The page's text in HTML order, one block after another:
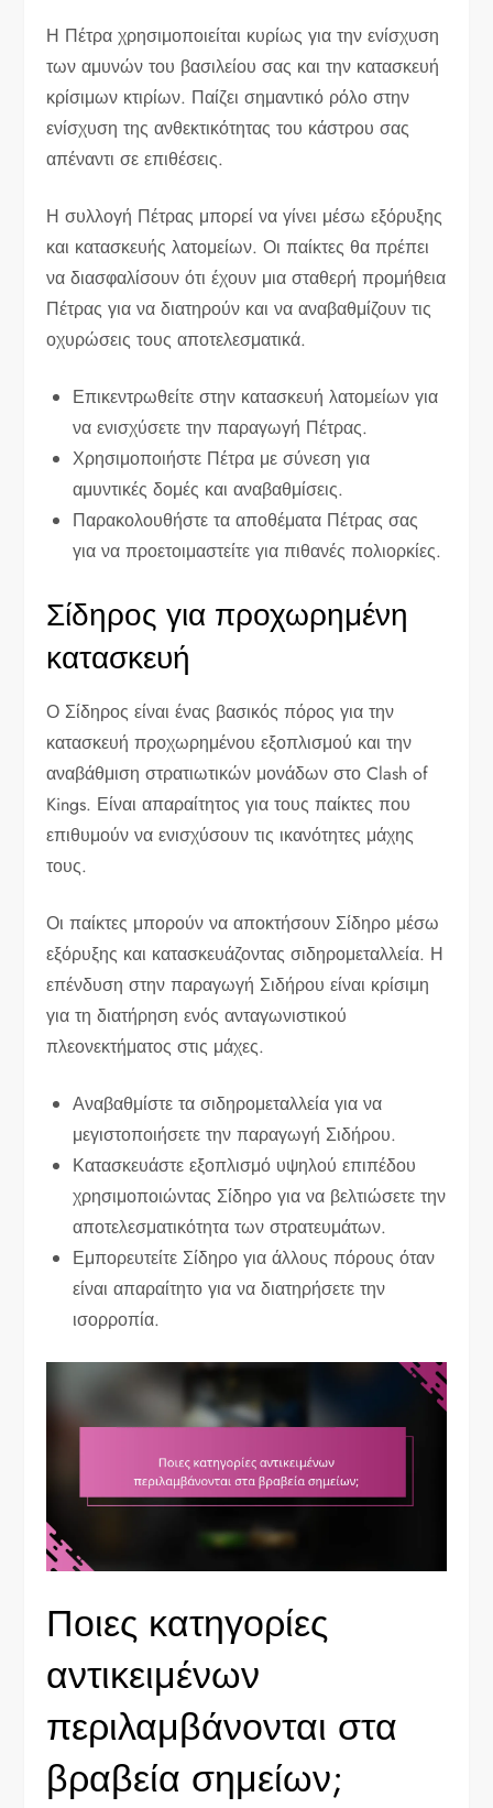
Η Πέτρα χρησιμοποιείται κυρίως για την ενίσχυση
των αμυνών του βασιλείου σας και την κατασκευή
κρίσιμων κτιρίων. Παίζει σημαντικό ρόλο στην
ενίσχυση της ανθεκτικότητας του κάστρου σας
απέναντι σε επιθέσεις.
Η συλλογή Πέτρας μπορεί να γίνει μέσω εξόρυξης
και κατασκευής λατομείων. Οι παίκτες θα πρέπει
να διασφαλίσουν ότι έχουν μια σταθερή προμήθεια
Πέτρας για να διατηρούν και να αναβαθμίζουν τις
οχυρώσεις τους αποτελεσματικά.
Επικεντρωθείτε στην κατασκευή λατομείων για
να ενισχύσετε την παραγωγή Πέτρας.
Χρησιμοποιήστε Πέτρα με σύνεση για
αμυντικές δομές και αναβαθμίσεις.
Παρακολουθήστε τα αποθέματα Πέτρας σας
για να προετοιμαστείτε για πιθανές πολιορκίες.
Σίδηρος για προχωρημένη
κατασκευή
Ο Σίδηρος είναι ένας βασικός πόρος για την
κατασκευή προχωρημένου εξοπλισμού και την
αναβάθμιση στρατιωτικών μονάδων στο Clash of
Kings. Είναι απαραίτητος για τους παίκτες που
επιθυμούν να ενισχύσουν τις ικανότητες μάχης
τους.
Οι παίκτες μπορούν να αποκτήσουν Σίδηρο μέσω
εξόρυξης και κατασκευάζοντας σιδηρομεταλλεία. Η
επένδυση στην παραγωγή Σιδήρου είναι κρίσιμη
για τη διατήρηση ενός ανταγωνιστικού
πλεονεκτήματος στις μάχες.
Αναβαθμίστε τα σιδηρομεταλλεία για να
μεγιστοποιήσετε την παραγωγή Σιδήρου.
Κατασκευάστε εξοπλισμό υψηλού επιπέδου
χρησιμοποιώντας Σίδηρο για να βελτιώσετε την
αποτελεσματικότητα των στρατευμάτων.
Εμπορευτείτε Σίδηρο για άλλους πόρους όταν
είναι απαραίτητο για να διατηρήσετε την
ισορροπία.
Ποιες κατηγορίες
αντικειμένων
περιλαμβάνονται στα
βραβεία σημείων;